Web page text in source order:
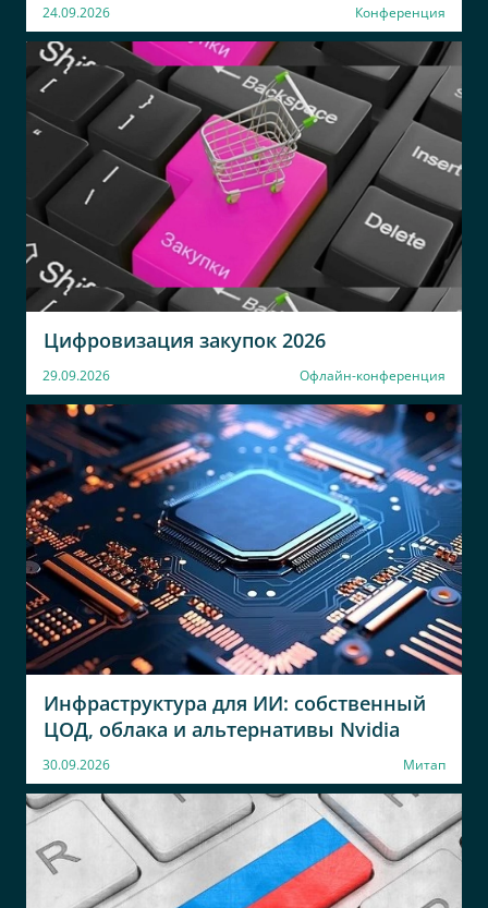
24.09.2026 Конференция
Цифровизация закупок 2026
29.09.2026 Офлайн-конференция
Инфраструктура для ИИ: собственный
ЦОД, облака и альтернативы Nvidia
30.09.2026 Митап